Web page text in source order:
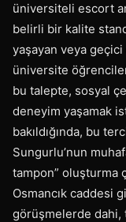
üniversiteli escort
belirli bir kalite
yaşayan veya
üniversite
bu talepte, sosyal
deneyim yaşamak
bakıldığında, bu
Sungurlu’nun
tampon” oluşturma
Osmancık caddesi
görüşmelerde dahi,